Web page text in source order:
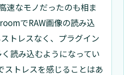
速なモノだったのも相ま
でRAW画像の読み込
トレスなく、プラグイン
読み込むようになってい
トレスを感じることはあ